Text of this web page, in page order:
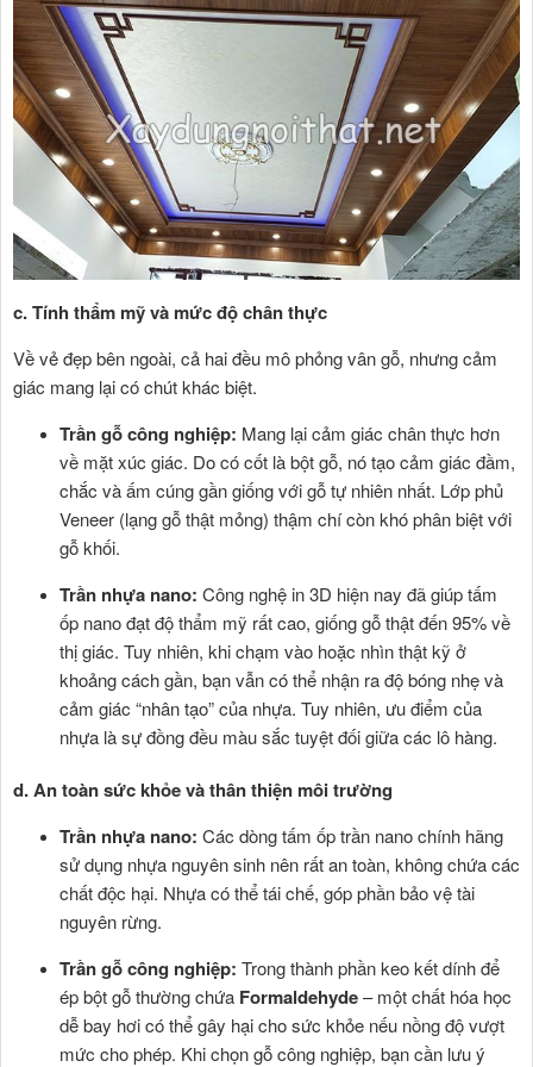
c. Tính thẩm mỹ và mức độ chân thực
Về vẻ đẹp bên ngoài, cả hai đều mô phỏng vân gỗ, nhưng cảm
giác mang lại có chút khác biệt.
Trần gỗ công nghiệp: Mang lại cảm giác chân thực hơn
về mặt xúc giác. Do có cốt là bột gỗ, nó tạo cảm giác đầm,
chắc và ấm cúng gần giống với gỗ tự nhiên nhất. Lớp phủ
Veneer (lạng gỗ thật mỏng) thậm chí còn khó phân biệt với
gỗ khối.
Trần nhựa nano: Công nghệ in 3D hiện nay đã giúp tấm
ốp nano đạt độ thẩm mỹ rất cao, giống gỗ thật đến 95% về
thị giác. Tuy nhiên, khi chạm vào hoặc nhìn thật kỹ ở
khoảng cách gần, bạn vẫn có thể nhận ra độ bóng nhẹ và
cảm giác “nhân tạo” của nhựa. Tuy nhiên, ưu điểm của
nhựa là sự đồng đều màu sắc tuyệt đối giữa các lô hàng.
d. An toàn sức khỏe và thân thiện môi trường
Trần nhựa nano: Các dòng tấm ốp trần nano chính hãng
sử dụng nhựa nguyên sinh nên rất an toàn, không chứa các
chất độc hại. Nhựa có thể tái chế, góp phần bảo vệ tài
nguyên rừng.
Trần gỗ công nghiệp: Trong thành phần keo kết dính để
ép bột gỗ thường chứa Formaldehyde– một chất hóa học
dễ bay hơi có thể gây hại cho sức khỏe nếu nồng độ vượt
mức cho phép. Khi chọn gỗ công nghiệp, bạn cần lưu ý